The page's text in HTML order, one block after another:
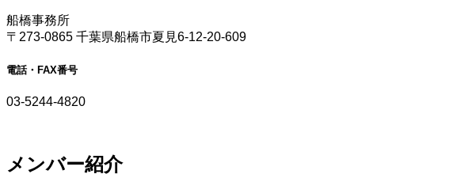
船橋事務所
〒273-0865 千葉県船橋市夏見6-12-20-609
電話・FAX番号
03-5244-4820
メンバー紹介